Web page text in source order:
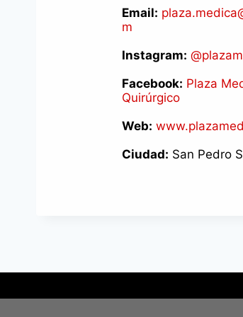
Email:
m
Instagram:
Facebook: Plaza
Quirúrgico
Web:
Ciudad: San Pedro